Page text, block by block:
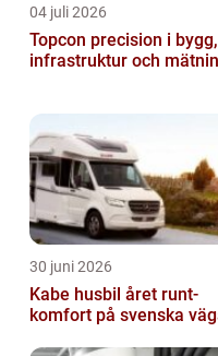
04 juli 2026
Topcon precision i bygg,
infrastruktur och
30 juni 2026
Kabe husbil året runt-
komfort på svenska